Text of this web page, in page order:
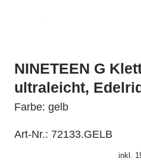
NINETEEN G
ultraleicht,
Farbe: gelb
Art-Nr.: 72133.GELB
inkl.